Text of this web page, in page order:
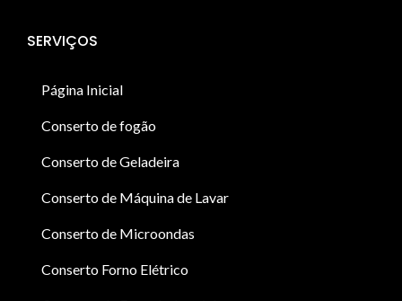
SERVIÇOS
Página Inicial
Conserto de fogão
Conserto de Geladeira
Conserto de Máquina de Lavar
Conserto de Microondas
Conserto Forno Elétrico